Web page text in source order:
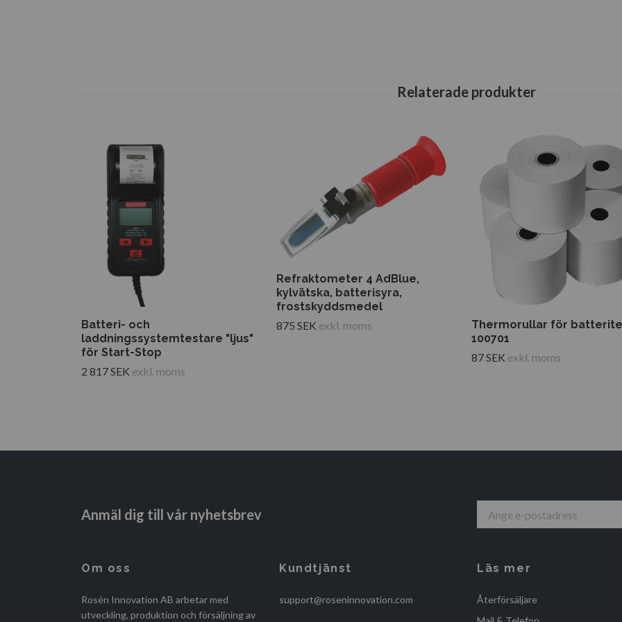
Batteri- och
laddningssystemtestare "ljus"
för Start-Stop
2 817 SEK exkl. moms
Refraktometer 4 AdBlue,
kylvätska, batterisyra,
frostskyddsmedel
875 SEK exkl. moms
Thermorullar för
100701
87 SEK exkl. moms
Anmäl dig till vår nyhetsbrev
Om oss
Rosén Innovation AB arbetar med
utveckling, produktion och försäljning av
Kundtjänst
support@roseninnovation.com
Läs mer
Återförsäljare